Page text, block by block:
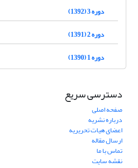
دوره 3 (1392)
دوره 2 (1391)
دوره 1 (1390)
دسترسی سریع
صفحه اصلی
درباره نشریه
اعضای هیات تحریریه
ارسال مقاله
تماس با ما
نقشه سایت